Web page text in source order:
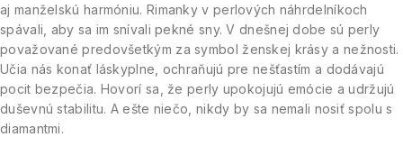
aj manželskú harmóniu. Rimanky v perlových náhrdelníkoch
spávali, aby sa im snívali pekné sny. V dnešnej dobe sú perly
považované predovšetkým za symbol ženskej krásy a nežnosti.
Učia nás konať láskyplne, ochraňujú pre nešťastím a dodávajú
pocit bezpečia. Hovorí sa, že perly upokojujú emócie a udržujú
duševnú stabilitu. A ešte niečo, nikdy by sa nemali nosiť spolu s
diamantmi.